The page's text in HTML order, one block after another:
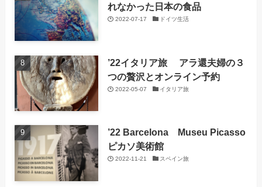
れなかった日本の食品
2022-07-17 ドイツ生活
’22イタリア旅 アラ還夫婦の３
つの贅沢とオンライン予約
2022-05-07 イタリア旅
’22 Barcelona Museu Picasso
ピカソ美術館
2022-11-21 スペイン旅